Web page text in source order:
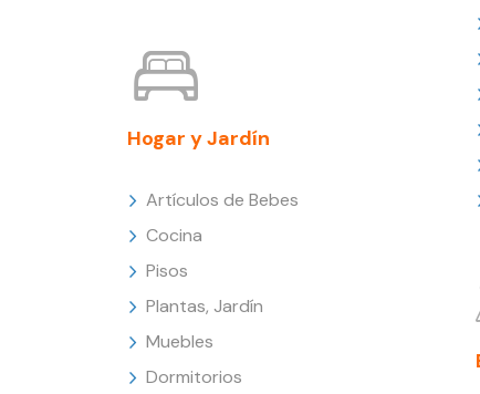
Hogar y Jardín
Artículos de Bebes
Cocina
Pisos
Plantas, Jardín
Muebles
Dormitorios